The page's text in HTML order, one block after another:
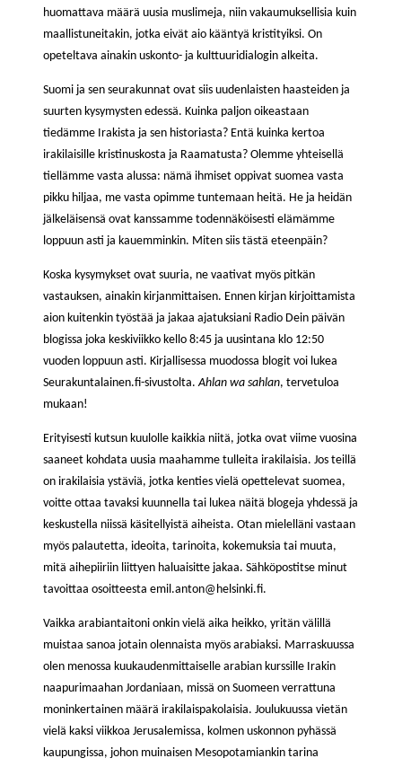
huomattava määrä uusia muslimeja, niin vakaumuksellisia kuin
maallistuneitakin, jotka eivät aio kääntyä kristityiksi. On
opeteltava ainakin uskonto- ja kulttuuridialogin alkeita.
Suomi ja sen seurakunnat ovat siis uudenlaisten haasteiden ja
suurten kysymysten edessä. Kuinka paljon oikeastaan
tiedämme Irakista ja sen historiasta? Entä kuinka kertoa
irakilaisille kristinuskosta ja Raamatusta? Olemme yhteisellä
tiellämme vasta alussa: nämä ihmiset oppivat suomea vasta
pikku hiljaa, me vasta opimme tuntemaan heitä. He ja heidän
jälkeläisensä ovat kanssamme todennäköisesti elämämme
loppuun asti ja kauemminkin. Miten siis tästä eteenpäin?
Koska kysymykset ovat suuria, ne vaativat myös pitkän
vastauksen, ainakin kirjanmittaisen. Ennen kirjan kirjoittamista
aion kuitenkin työstää ja jakaa ajatuksiani Radio Dein päivän
blogissa joka keskiviikko kello 8:45 ja uusintana klo 12:50
vuoden loppuun asti. Kirjallisessa muodossa blogit voi lukea
Seurakuntalainen.fi-sivustolta.Ahlan wa sahlan, tervetuloa
mukaan!
Erityisesti kutsun kuulolle kaikkia niitä, jotka ovat viime vuosina
saaneet kohdata uusia maahamme tulleita irakilaisia. Jos teillä
on irakilaisia ystäviä, jotka kenties vielä opettelevat suomea,
voitte ottaa tavaksi kuunnella tai lukea näitä blogeja yhdessä ja
keskustella niissä käsitellyistä aiheista. Otan mielelläni vastaan
myös palautetta, ideoita, tarinoita, kokemuksia tai muuta,
mitä aihepiiriin liittyen haluaisitte jakaa. Sähköpostitse minut
tavoittaa osoitteesta emil.anton@helsinki.fi.
Vaikka arabiantaitoni onkin vielä aika heikko, yritän välillä
muistaa sanoa jotain olennaista myös arabiaksi. Marraskuussa
olen menossa kuukaudenmittaiselle arabian kurssille Irakin
naapurimaahan Jordaniaan, missä on Suomeen verrattuna
moninkertainen määrä irakilaispakolaisia. Joulukuussa vietän
vielä kaksi viikkoa Jerusalemissa, kolmen uskonnon pyhässä
kaupungissa, johon muinaisen Mesopotamiankin tarina